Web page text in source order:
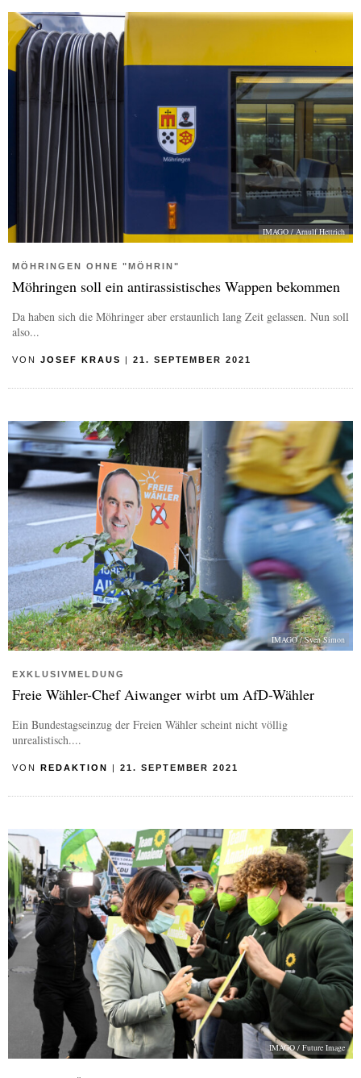
IMAGO / Arnulf Hettrich
MÖHRINGEN OHNE "MÖHRIN"
Möhringen soll ein antirassistisches Wappen bekommen
Da haben sich die Möhringer aber erstaunlich lang Zeit gelassen. Nun soll
also...
VON JOSEF KRAUS | 21. SEPTEMBER 2021
IMAGO / Sven Simon
EXKLUSIVMELDUNG
Freie Wähler-Chef Aiwanger wirbt um AfD-Wähler
Ein Bundestagseinzug der Freien Wähler scheint nicht völlig
unrealistisch....
VON REDAKTION 21. SEPTEMBER 2021
IMAGO / Future Image